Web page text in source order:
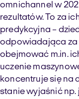
omnichannel w
rezultatów. To za
predykcyjna –
odpowiadająca za
obejmować m.in.
uczenie
koncentruje się na
stanie wyjaśnić